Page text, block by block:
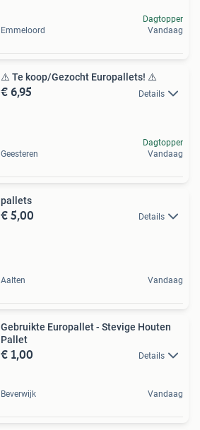
Emmeloord
Dagtopper
Vandaag
⚠️ Te koop/Gezocht Europallets! ️⚠️
€ 6,95 Details
Geesteren
Dagtopper
Vandaag
pallets
€ 5,00 Details
Aalten Vandaag
Gebruikte Europallet - Stevige Houten
Pallet
€ 1,00 Details
Beverwijk Vandaag